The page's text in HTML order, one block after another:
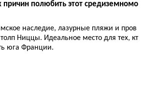
полюбить этот средиземномо
наследие, лазурные пляжи и пров
Ниццы. Идеальное место для тех, кт
юга Франции.